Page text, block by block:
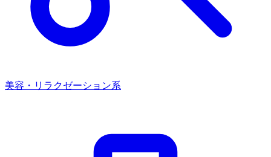
美容・リラクゼーション系